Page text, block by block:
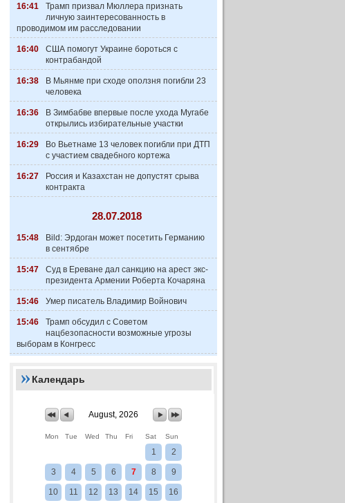
16:41
Трамп призвал Мюллера признать
личную заинтересованность в
проводимом им расследовании
16:40
США помогут Украине бороться с
контрабандой
16:38
В Мьянме при сходе оползня погибли 23
человека
16:36
В Зимбабве впервые после ухода Мугабе
открылись избирательные участки
16:29
Во Вьетнаме 13 человек погибли при ДТП
с участием свадебного кортежа
16:27
Россия и Казахстан не допустят срыва
контракта
28.07.2018
15:48
Bild: Эрдоган может посетить Германию
в сентябре
15:47
Суд в Ереване дал санкцию на арест экс-
президента Армении Роберта Кочаряна
15:46 Умер писатель Владимир Войнович
15:46
Трамп обсудил с Советом
нацбезопасности возможные угрозы
выборам в Конгресс
Календарь
August, 2026
Mon Tue Wed Thu Fri Sat Sun
1 2
3 4 5 6 7 8 9
10 11 12 13 14 15 16